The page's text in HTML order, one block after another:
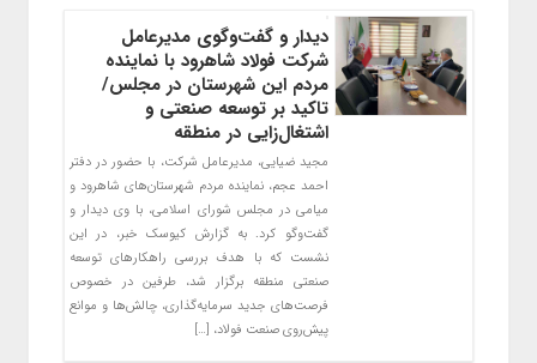
دیدار و گفت‌وگوی مدیرعامل
شرکت فولاد شاهرود با نماینده
مردم این شهرستان در مجلس/
تاکید بر توسعه صنعتی و
اشتغال‌زایی در منطقه
مجید ضیایی، مدیرعامل شرکت، با حضور در دفتر
احمد عجم، نماینده مردم شهرستان‌های شاهرود و
میامی در مجلس شورای اسلامی، با وی دیدار و
گفت‌وگو کرد. به گزارش کیوسک خبر، در این
نشست که با هدف بررسی راهکارهای توسعه
صنعتی منطقه برگزار شد، طرفین در خصوص
فرصت‌های جدید سرمایه‌گذاری، چالش‌ها و موانع
پیش‌روی صنعت فولاد، […]